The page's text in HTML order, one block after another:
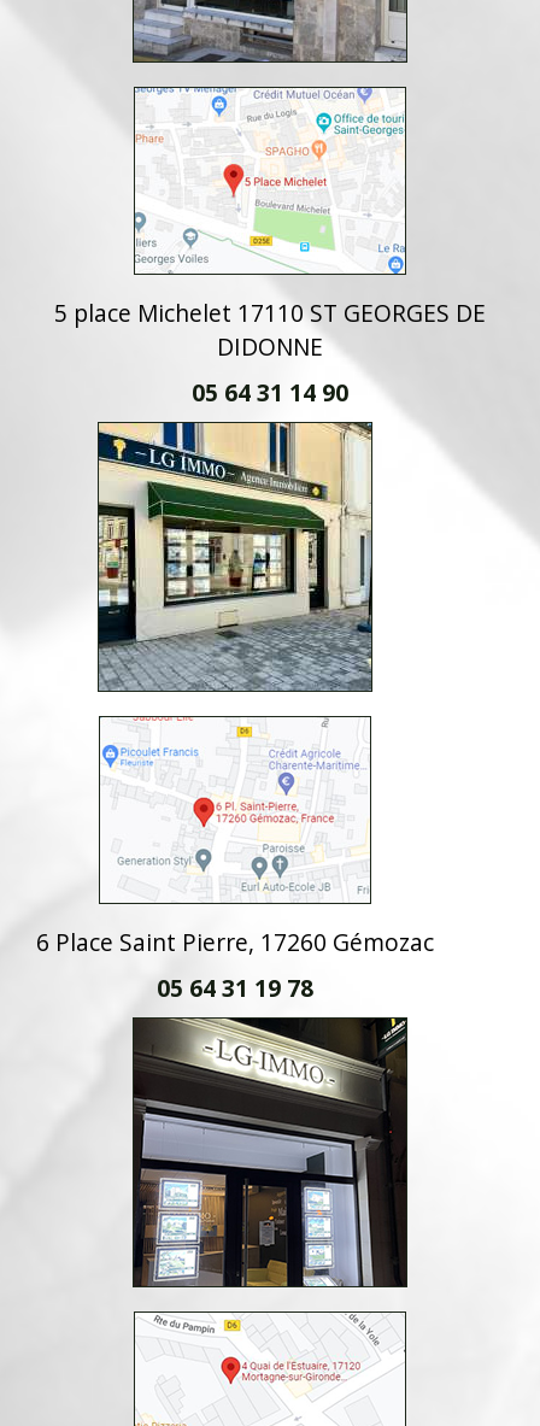
5 place Michelet 17110 ST GEORGES DE
DIDONNE
05 64 31 14 90
6 Place Saint Pierre, 17260 Gémozac
05 64 31 19 78